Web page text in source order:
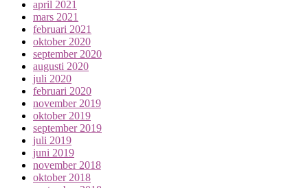
april 2021
mars 2021
februari 2021
oktober 2020
september 2020
augusti 2020
juli 2020
februari 2020
november 2019
oktober 2019
september 2019
juli 2019
juni 2019
november 2018
oktober 2018